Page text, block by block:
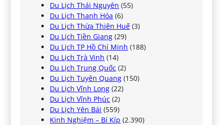
Du Lịch Thái Nguyên (55)
Du Lịch Thanh Hóa (6)
Du Lịch Thừa Thiên Huế (3)
Du Lịch Tiền Giang (29)
Du Lịch TP Hồ Chí Minh (188)
Du Lịch Trà Vinh (14)
Du Lịch Trung Quốc (2)
Du Lịch Tuyên Quang (150)
Du Lịch Vĩnh Long (22)
Du Lịch Vĩnh Phúc (2)
Du Lịch Yên Bái (559)
Kinh Nghiệm – Bí Kíp (2.390)